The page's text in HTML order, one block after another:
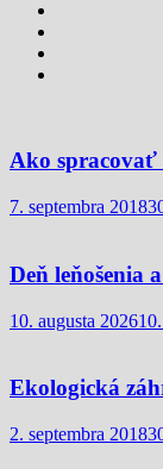
Ako spracovať
7. septembra 2018
Deň leňošenia
10. augusta 2026
Ekologická
2. septembra 2018